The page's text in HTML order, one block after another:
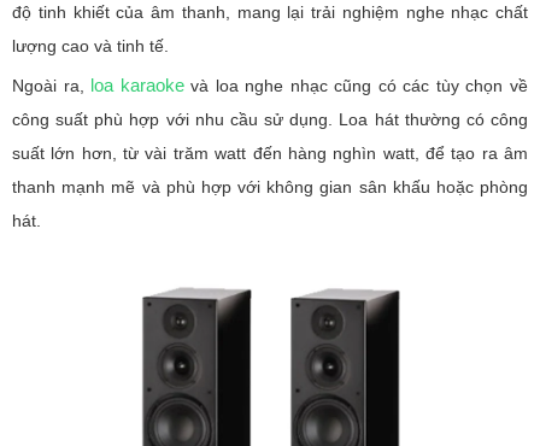
độ tinh khiết của âm thanh, mang lại trải nghiệm nghe nhạc chất
lượng cao và tinh tế.
Ngoài ra, loa karaokevà loa nghe nhạc cũng có các tùy chọn về
công suất phù hợp với nhu cầu sử dụng. Loa hát thường có công
suất lớn hơn, từ vài trăm watt đến hàng nghìn watt, để tạo ra âm
thanh mạnh mẽ và phù hợp với không gian sân khấu hoặc phòng
hát.